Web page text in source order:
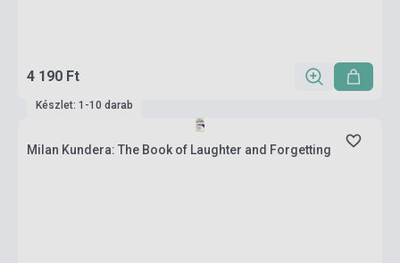
4 190 Ft
Készlet: 1-10 darab
Milan Kundera: The Book of Laughter and Forgetting